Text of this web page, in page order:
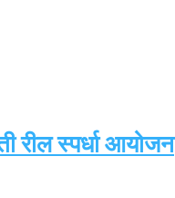
रील स्पर्धा आयोजन